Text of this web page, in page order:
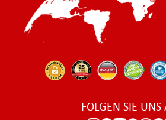
FOLGEN SIE UNS